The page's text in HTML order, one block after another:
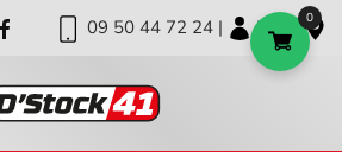
09 50 44 72 24 | | |0